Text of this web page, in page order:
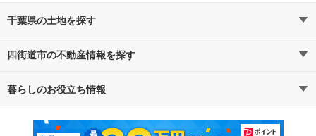
千葉県の土地を探す
路線・駅から探す
通勤・通学時間から探す
四街道市の不動産情報を探す
不動産・住宅
新築マンション 中古マンション
暮らしのお役立ち情報
マンションカタログ 教えて！住まいの先生